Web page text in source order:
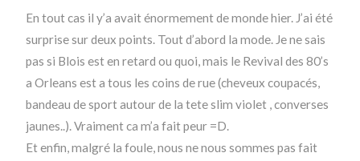
En tout cas il y’a avait énormement de monde hier. J’ai été
surprise sur deux points. Tout d’abord la mode. Je ne sais
pas si Blois est en retard ou quoi, mais le Revival des 80’s
a Orleans est a tous les coins de rue (cheveux coupacés,
bandeau de sport autour de la tete slim violet , converses
jaunes..). Vraiment ca m’a fait peur =D.
Et enfin, malgré la foule, nous ne nous sommes pas fait